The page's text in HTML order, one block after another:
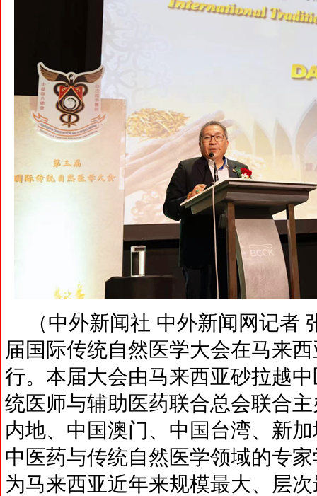
（中外新闻社 中外新闻网记者
届国际传统自然医学大会在马来
行。本届大会由马来西亚砂拉越
统医师与辅助医药联合总会联合
内地、中国澳门、中国台湾、新
中医药与传统自然医学领域的专
为马来西亚近年来规模最大、层